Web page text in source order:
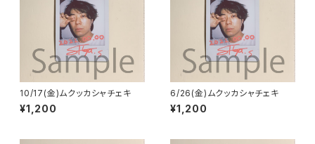
10/17(金)ムクッカシャチェキ
¥1,200
6/26(金)ムクッカシャチェキ
¥1,200